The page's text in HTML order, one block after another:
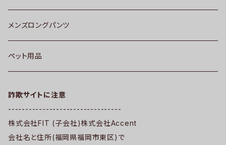
メンズロングパンツ
ペット用品
詐欺サイトに注意
---------------------------------
株式会社FIT (子会社)株式会社Accent
会社名と住所(福岡県福岡市東区)で